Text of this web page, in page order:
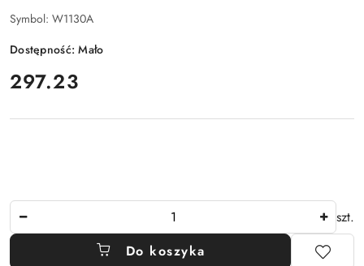
Symbol: W1130A
Dostępność:Mało
cena:
297.23
szt.
Do koszyka